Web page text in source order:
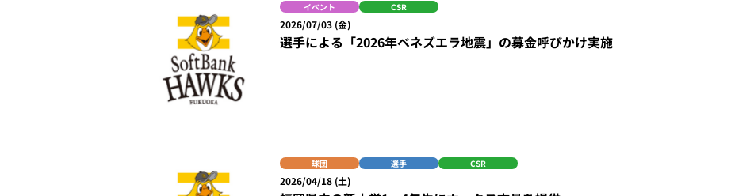
イベント CSR
2026/07/03 (金)
選手による「2026年ベネズエラ地震」の募金呼びかけ実施
球団 選手 CSR
2026/04/18 (土)